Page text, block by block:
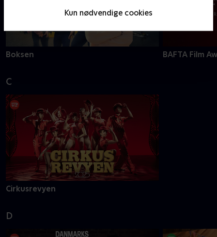
Kun nødvendige cookies
Boksen BAFTA Film
C
Cirkusrevyen
D